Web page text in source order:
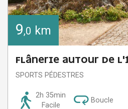
9,0 km
FLÂNERIE AUTOUR DE
SPORTS PÉDESTRES
2h 35min
Facile
Boucle